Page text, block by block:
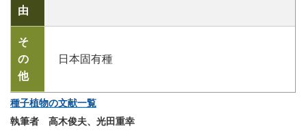
由
そ
の
他
日本固有種
種子植物の文献一覧
執筆者 高木俊夫、光田重幸